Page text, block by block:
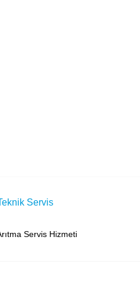
Servis
Servis Hizmeti